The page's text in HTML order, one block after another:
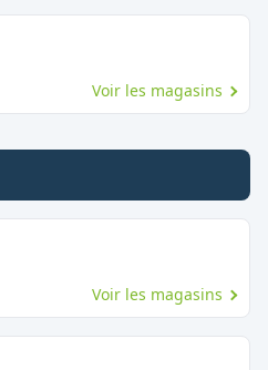
Voir les magasins
Voir les magasins